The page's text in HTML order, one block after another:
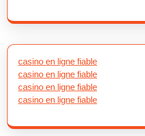
casino en ligne fiable
casino en ligne fiable
casino en ligne fiable
casino en ligne fiable